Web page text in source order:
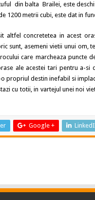
din balta Brailei, este
1200 metrii cubi, este dat in
altfel concretetea in acest
sunt, asemeni vietii unui om,
care marcheaza puncte
ale acestei tari pentru a-
propriul destin inefabil si
cu totii, in vartejul unei noi
Google +